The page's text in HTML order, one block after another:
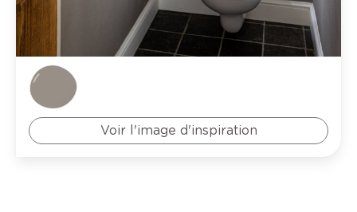
Voir l'image d'inspiration